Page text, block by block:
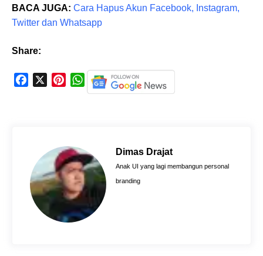
BACA JUGA: Cara Hapus Akun Facebook, Instagram,
Twitter dan Whatsapp
Share:
k
r
e
s
t
W
h
A
p
Dimas Drajat
Anak UI yang lagi membangun personal
branding